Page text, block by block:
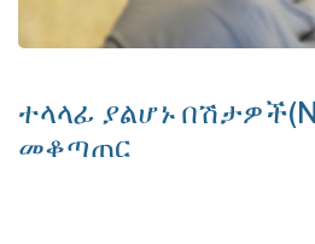
ተላላፊ ያልሆኑ
መቆጣጠር